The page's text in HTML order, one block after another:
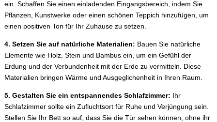
ein. Schaffen Sie einen einladenden Eingangsbereich, indem Sie
Pflanzen, Kunstwerke oder einen schönen Teppich hinzufügen, um
einen positiven Ton für Ihr Zuhause zu setzen.
4. Setzen Sie auf natürliche Materialien: Bauen Sie natürliche
Elemente wie Holz, Stein und Bambus ein, um ein Gefühl der
Erdung und der Verbundenheit mit der Erde zu vermitteln. Diese
Materialien bringen Wärme und Ausgeglichenheit in Ihren Raum.
5. Gestalten Sie ein entspannendes Schlafzimmer: Ihr
Schlafzimmer sollte ein Zufluchtsort für Ruhe und Verjüngung sein.
Stellen Sie Ihr Bett so auf, dass Sie die Tür sehen können, ohne ihr